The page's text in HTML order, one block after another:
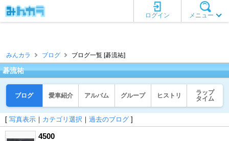
メニュー
ログイン
みんカラ ブログ ブログ一覧 [碁流祐]
碁流祐
ブログ 愛車紹介 アルバム グループ ヒストリ
ラップ
タイム
[ 写真表示 ｜ カテゴリ選択 ｜ 過去のブログ ]
4500